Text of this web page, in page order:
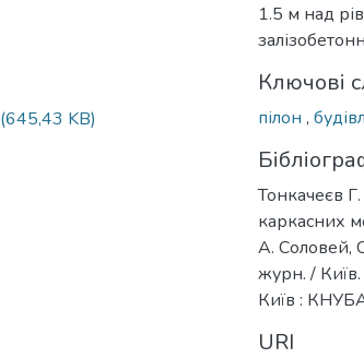
(645,43 KB)
1.5 м над
Ключові
пілон ,
Тонкачеєв
каркасних
А. Соловей,
журн. / Київ.
Київ :
URI